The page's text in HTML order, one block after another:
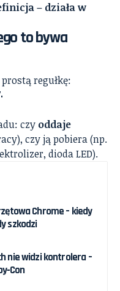
– działa w
to bywa
regułkę:
czy oddaje
czy ją pobiera (np.
dioda LED).
Chrome – kiedy
szkodzi
nie widzi kontrolera –